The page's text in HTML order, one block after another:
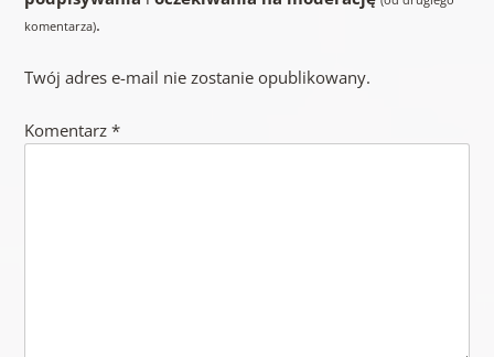
komentarza).
Twój adres e-mail nie zostanie opublikowany.
Komentarz *